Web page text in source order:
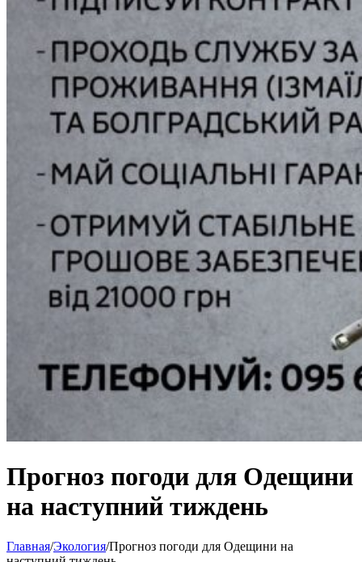
Прогноз погоди для Одещини
на наступний тиждень
Главная/Экология/Прогноз погоди для Одещини на